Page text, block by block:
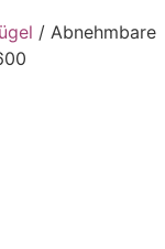
/ Abnehmbare